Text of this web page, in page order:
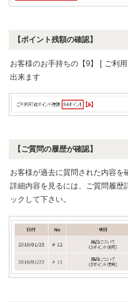
【ポイント残額の確認】
お客様のお手持ちの【9】 [ ご利
出来ます
【ご質問の履歴が確認】
お客様が過去に質問された内容を
詳細内容を見るには、ご質問履歴
ックして下さい。